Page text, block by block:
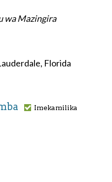
wa Mazingira
Florida
Imekamilika